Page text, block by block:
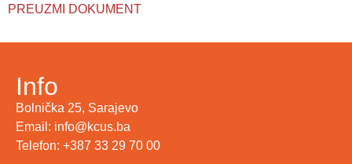
PREUZMI DOKUMENT
Info
Bolnička 25, Sarajevo
Email: info@kcus.ba
Telefon: +387 33 29 70 00